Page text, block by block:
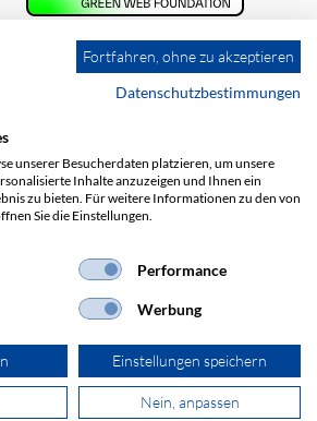
Impressum
AGB
Versandkosten
AG. Alle Rechte vorbehalten.
Fortfahren, ohne zu akzeptieren
Datenschutzbestimmungen
unserer Besucherdaten platzieren, um unsere
Inhalte anzuzeigen und Ihnen ein
zu bieten. Für weitere Informationen zu den von
Sie die Einstellungen.
Performance
Werbung
Einstellungen speichern
Nein, anpassen